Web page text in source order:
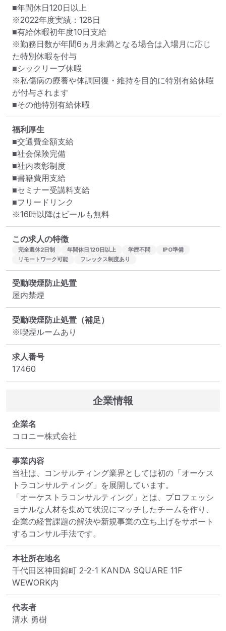
■年間休日120日以上
※2022年度実績：128日
■有給休暇初年度10日支給
※勤務日数が年間6ヵ月未満となる場合は入場月に応じ
た特別休暇を付与
■シックリーブ休暇
※私傷病の療養や体調回復・維持を目的に特別有給休暇
が付与されます
■その他特別有給休暇
福利厚生
■交通費全額支給
■社会保険完備
■社内表彰制度
■書籍費用支給
■セミナー受講料支給
■フリードリンク
※16時以降はビールも無料
この求人の特徴
完全週休2日制 年間休日120日以上 学歴不問
IPO準備
リモートワーク可能
フレックス制度あり
受動喫煙防止処置
屋内禁煙
受動喫煙防止処置（補足）
求人番号
17460
企業情報
企業名
コロニー株式会社
事業内容
当社は、コンサルティング業界としては初の「オーケス
トラコンサルティング」を展開しています。
「オーケストラコンサルティング」とは、プロフェッシ
ョナルな人材を集めて状況にマッチしたチームを作り、
企業の経営課題の解決や新規事業の立ち上げをサポート
するコンサル手法です。
本社所在地名
千代田区神田錦町 2-2-1 KANDA SQUARE 11F
WEWORK内
代表者
清水 勇樹